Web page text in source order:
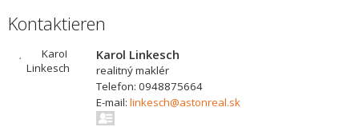
Kontaktieren
Karol Linkesch
realitný maklér
Telefon: 0948875664
E-mail: linkesch@astonreal.sk